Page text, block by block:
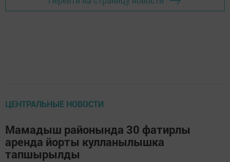
ЦЕНТРАЛЬНЫЕ НОВОСТИ
Мамадыш районында 30 фатирлы
аренда йорты кулланылышка
тапшырылды